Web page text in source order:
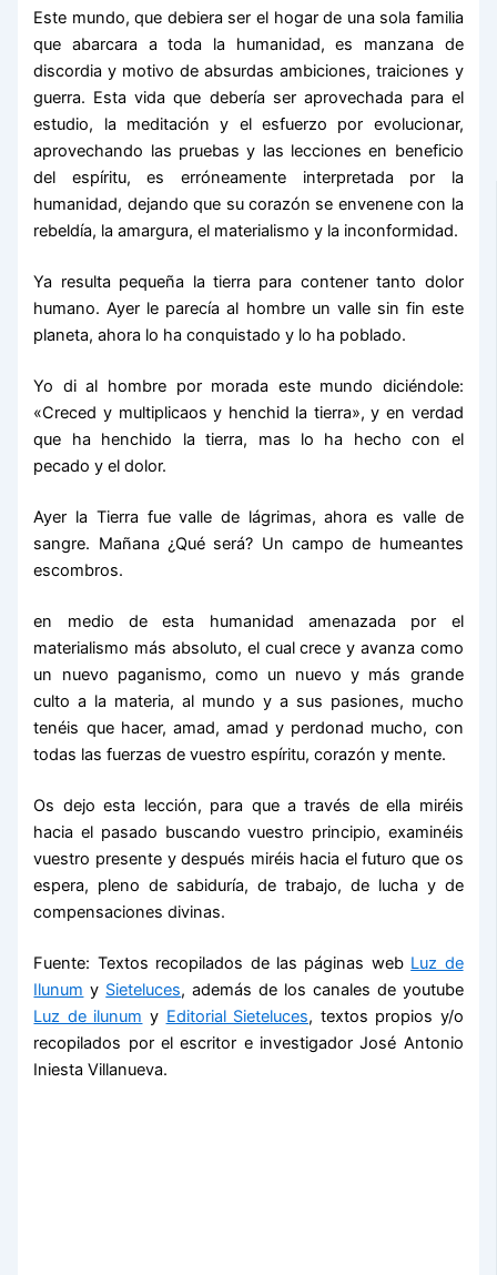
Este mundo, que debiera ser el hogar de una sola familia
que abarcara a toda la humanidad, es manzana de
discordia y motivo de absurdas ambiciones, traiciones y
guerra. Esta vida que debería ser aprovechada para el
estudio, la meditación y el esfuerzo por evolucionar,
aprovechando las pruebas y las lecciones en beneficio
del espíritu, es erróneamente interpretada por la
humanidad, dejando que su corazón se envenene con la
rebeldía, la amargura, el materialismo y la inconformidad.
Ya resulta pequeña la tierra para contener tanto dolor
humano. Ayer le parecía al hombre un valle sin fin este
planeta, ahora lo ha conquistado y lo ha poblado.
Yo di al hombre por morada este mundo diciéndole:
«Creced y multiplicaos y henchid la tierra», y en verdad
que ha henchido la tierra, mas lo ha hecho con el
pecado y el dolor.
Ayer la Tierra fue valle de lágrimas, ahora es valle de
sangre. Mañana ¿Qué será? Un campo de humeantes
escombros.
en medio de esta humanidad amenazada por el
materialismo más absoluto, el cual crece y avanza como
un nuevo paganismo, como un nuevo y más grande
culto a la materia, al mundo y a sus pasiones, mucho
tenéis que hacer, amad, amad y perdonad mucho, con
todas las fuerzas de vuestro espíritu, corazón y mente.
Os dejo esta lección, para que a través de ella miréis
hacia el pasado buscando vuestro principio, examinéis
vuestro presente y después miréis hacia el futuro que os
espera, pleno de sabiduría, de trabajo, de lucha y de
compensaciones divinas.
Fuente: Textos recopilados de las páginas web Luz de
Ilunum y Sieteluces, además de los canales de youtube
Luz de ilunum y Editorial Sieteluces, textos propios y/o
recopilados por el escritor e investigador José Antonio
Iniesta Villanueva.